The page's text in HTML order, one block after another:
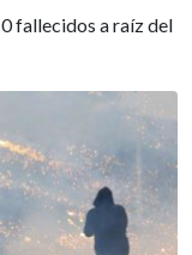
fallecidos a raíz del